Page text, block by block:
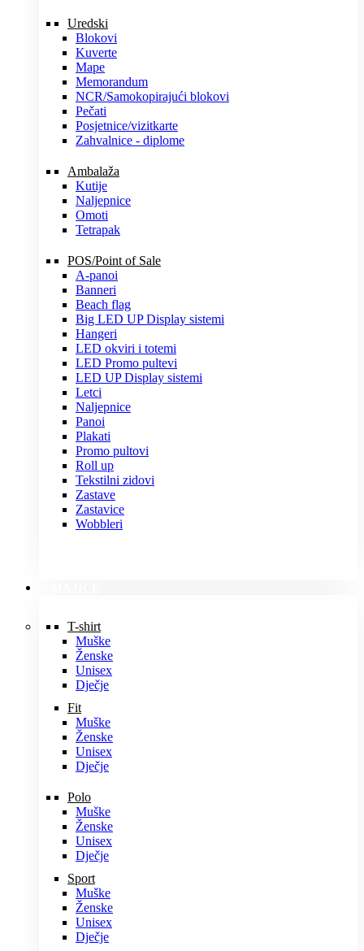
Uredski
Blokovi
Kuverte
Mape
Memorandum
NCR/Samokopirajući blokovi
Pečati
Posjetnice/vizitkarte
Zahvalnice - diplome
Ambalaža
Kutije
Naljepnice
Omoti
Tetrapak
POS/Point of Sale
A-panoi
Banneri
Beach flag
Big LED UP Display sistemi
Hangeri
LED okviri i totemi
LED Promo pultevi
LED UP Display sistemi
Letci
Naljepnice
Panoi
Plakati
Promo pultovi
Roll up
Tekstilni zidovi
Zastave
Zastavice
Wobbleri
T-shirt
Muške
Ženske
Unisex
Dječje
Fit
Muške
Ženske
Unisex
Dječje
Polo
Muške
Ženske
Unisex
Dječje
Sport
Muške
Ženske
Unisex
Dječje